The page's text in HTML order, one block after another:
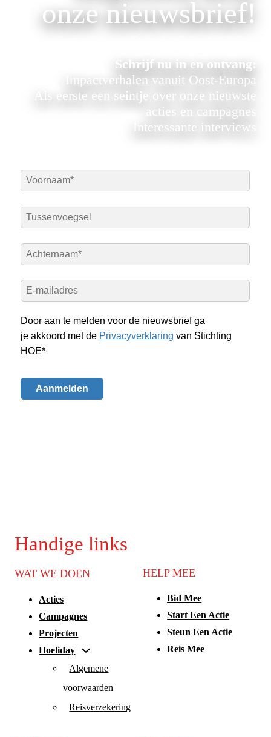
onze nieuwsbrief!
Schrijf nu in en ontvang:
Impactverhalen vanuit Oost-Europa
Als eerste een seintje over onze nieuwste
acties en campagnes
Interessante interviews
Handige links
WAT WE DOEN
Acties
Campagnes
Projecten
Hoeliday
Algemene
voorwaarden
Reisverzekering
HELP MEE
Bid Mee
Start Een Actie
Steun Een Actie
Reis Mee